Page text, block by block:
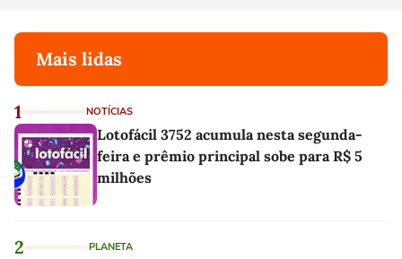
Mais lidas
1 NOTÍCIAS
Lotofácil 3752 acumula nesta segunda-
feira e prêmio principal sobe para R$ 5
milhões
2 PLANETA